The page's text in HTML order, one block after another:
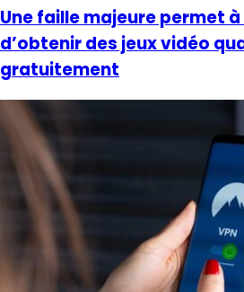
Une faille majeure permet
d’obtenir des jeux vidéo
gratuitement